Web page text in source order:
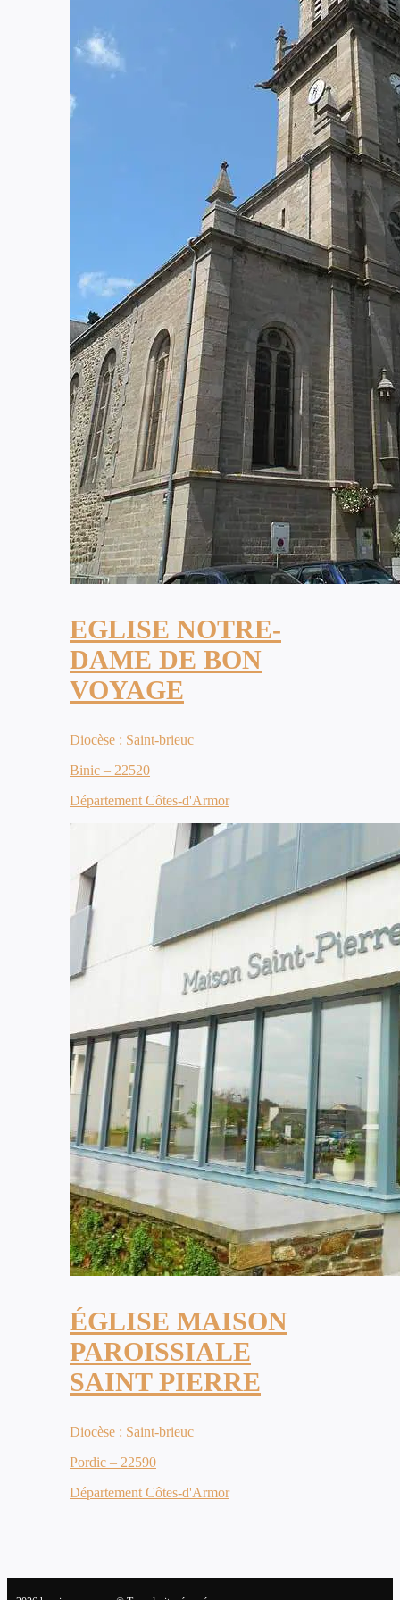
EGLISE NOTRE-
DAME DE BON
VOYAGE
Diocèse : Saint-brieuc
Binic – 22520
Département Côtes-d'Armor
ÉGLISE MAISON
PAROISSIALE
SAINT PIERRE
Diocèse : Saint-brieuc
Pordic – 22590
Département Côtes-d'Armor